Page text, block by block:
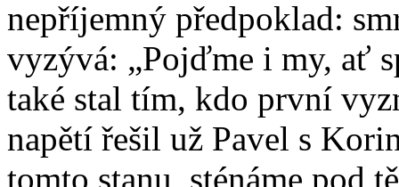
nepříjemný předpoklad:
vyzývá: „Pojďme i my, ať
také stal tím, kdo první
napětí řešil už Pavel s
tomto stanu, sténáme pod